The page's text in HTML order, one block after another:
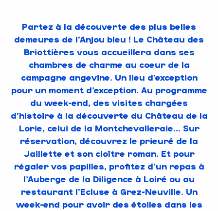
Partez à la découverte des plus belles
demeures de l’Anjou bleu ! Le Château des
Briottières vous accueillera dans ses
chambres de charme au coeur de la
campagne angevine. Un lieu d’exception
pour un moment d’exception. Au programme
du week-end, des visites chargées
d’histoire à la découverte du Château de la
Lorie, celui de la Montchevalleraie… Sur
réservation, découvrez le prieuré de la
Jaillette et son cloître roman. Et pour
régaler vos papilles, profitez d’un repas à
l’Auberge de la Diligence à Loiré ou au
restaurant l’Ecluse à Grez-Neuville. Un
week-end pour avoir des étoiles dans les